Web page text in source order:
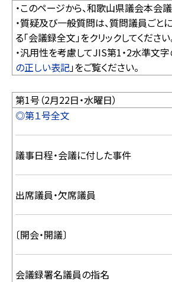
・このページから、和歌山県議会本会
・質疑及び一般質問は、質問議員ごと
る「会議録全文」をクリックしてください
・汎用性を考慮してJIS第1・2水準文
の正しい表記」をご覧ください。
第1号（2月22日・水曜日）
◎第１号全文
議事日程・会議に付した事件
出席議員・欠席議員
〔開会・開議〕
会議録署名議員の指名